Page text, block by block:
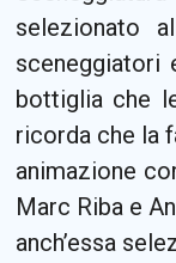
selezionato
sceneggiatori
bottiglia che
ricorda che la
animazione
Marc Riba e
anch’essa